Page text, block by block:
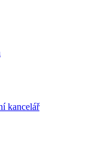
kancelář